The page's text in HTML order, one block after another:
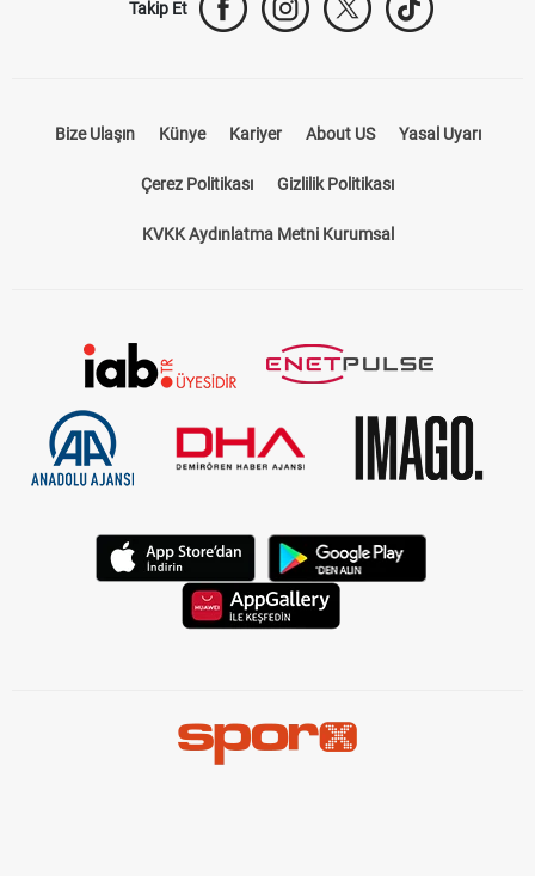
Takip Et
Bize Ulaşın Künye Kariyer About US Yasal Uyarı
Çerez Politikası Gizlilik Politikası
KVKK Aydınlatma Metni Kurumsal